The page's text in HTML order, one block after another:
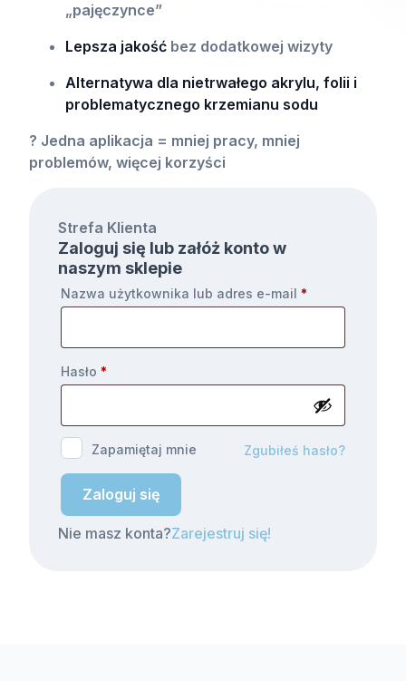
„pajęczynce”
Lepsza jakość bez dodatkowej wizyty
Alternatywa dla nietrwałego akrylu, folii i
problematycznego krzemianu sodu
? Jedna aplikacja = mniej pracy, mniej
problemów, więcej korzyści
Strefa Klienta
Zaloguj się lub załóż konto w
naszym sklepie
Nazwa użytkownika lub adres e-mail *
Hasło *
Zapamiętaj mnie Zgubiłeś hasło?
Zaloguj się
Nie masz konta?Zarejestruj się!